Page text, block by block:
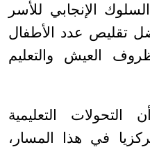
الإنجابي للأسر
تقليص عدد الأطفال
العيش والتعليم
التعليمية
في هذا المسار،